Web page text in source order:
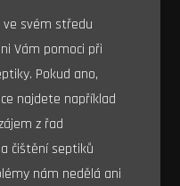
svém středu
Vám pomoci při
Pokud ano,
najdete například
z řad
čištění septiků
nám nedělá ani